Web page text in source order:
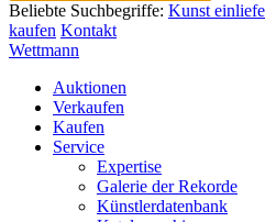
Beliebte Suchbegriffe: Kunst
kaufen Kontakt
Wettmann
Auktionen
Verkaufen
Kaufen
Service
Expertise
Galerie der Rekorde
Künstlerdatenbank